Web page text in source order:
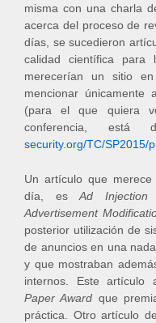
misma con una charla
acerca del proceso de
días, se sucedieron
calidad científica para
merecerían un sitio
mencionar únicamente
(para el que quiera
conferencia, está
security.org/TC/SP2015/
Un artículo que
día, esAd Injection
Advertisement
posterior utilización de
de anuncios en una
y que mostraban
internos. Este
Paper Award que
práctica. Otro artículo